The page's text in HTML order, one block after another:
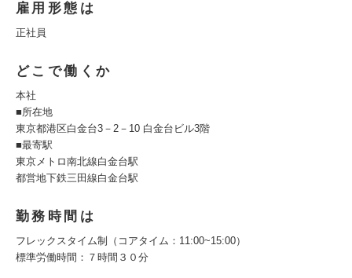
雇用形態は
正社員
どこで働くか
本社
■所在地
東京都港区白金台3－2－10 白金台ビル3階
■最寄駅
東京メトロ南北線白金台駅
都営地下鉄三田線白金台駅
勤務時間は
フレックスタイム制（コアタイム：11:00~15:00）
標準労働時間：７時間３０分